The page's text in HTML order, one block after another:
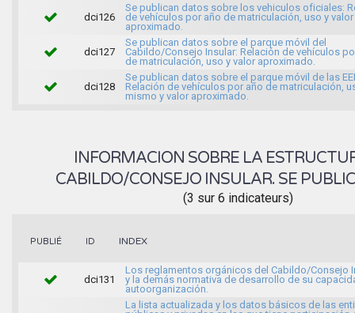
dci126
Se publican datos sobre los vehiculos oficiales:
de vehículos por año de matriculación, uso y valor
aproximado.
dci127
Se publican datos sobre el parque móvil del
Cabildo/Consejo Insular: Relación de vehículos
de matriculación, uso y valor aproximado.
dci128
Se publican datos sobre el parque móvil de las
Relación de vehículos por año de matriculación,
mismo y valor aproximado.
INFORMACION SOBRE LA
CABILDO/CONSEJO INSULAR. SE
(3 sur 6 indicateurs)
PUBLIÉ ID INDEX
dci131
Los reglamentos orgánicos del Cabildo/Consejo
y la demás normativa de desarrollo de su
autoorganización.
La lista actualizada y los datos básicos de las